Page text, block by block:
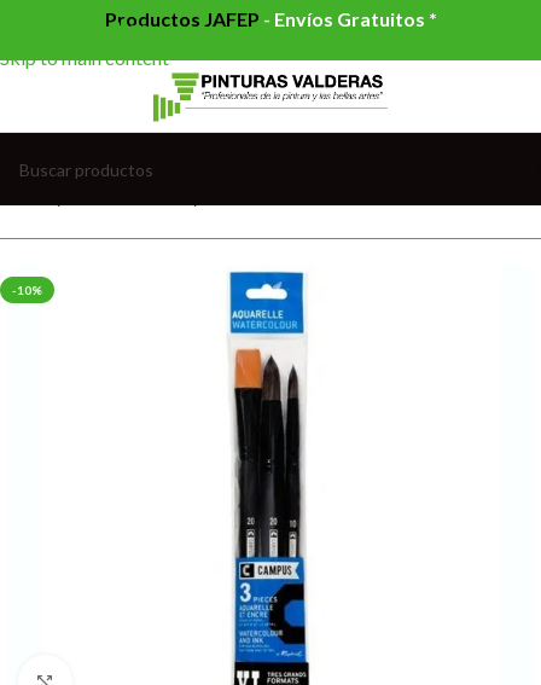
Skip to navigation
Skip to main content
Productos JAFEP - Envíos Gratuitos *
-10%